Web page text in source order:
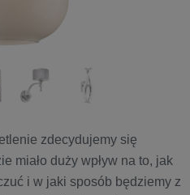
zdecydujemy się
miało duży wpływ na to, jak
i w jaki sposób będziemy z